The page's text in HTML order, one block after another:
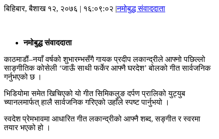
बिहिबार, बैशाख १२, २०७६ | १६:०९:०२ |नमोबुद्ध संवाददाता
नमोबुद्ध संवाददाता
काठमाडौं–नयाँ वर्षको शुभारम्भसँगै गायक प्रदीप लकान्द्रीले आफ्नो पछिल्लो
साङ्गीतिक कोसेली ‘जाऊँ साथी फर्केर आफ्नै घरदेश’ बोलको गीत सार्वजनिक
गर्नुभएको छ ।
भिडियोमा समेत खिचिएको यो गीत सिमिकलुङ दर्पण प्रालिको युट्युब
च्यानलमार्फत् हालै सार्वजनिक गरिएको उहाँले स्पष्ट पार्नुभयो ।
स्वदेश प्रेमभावमा आधारित गीत लकान्द्रीको आफ्नै शब्द, सङ्गीत र स्वरमा
तयार भएको हो ।